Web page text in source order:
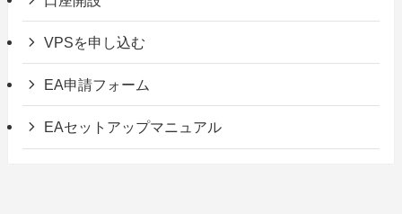
VPSを申し込む
EA申請フォーム
EAセットアップマニュアル